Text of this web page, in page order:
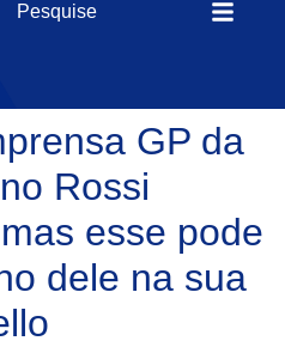
GP da
Rossi
esse pode
dele na sua